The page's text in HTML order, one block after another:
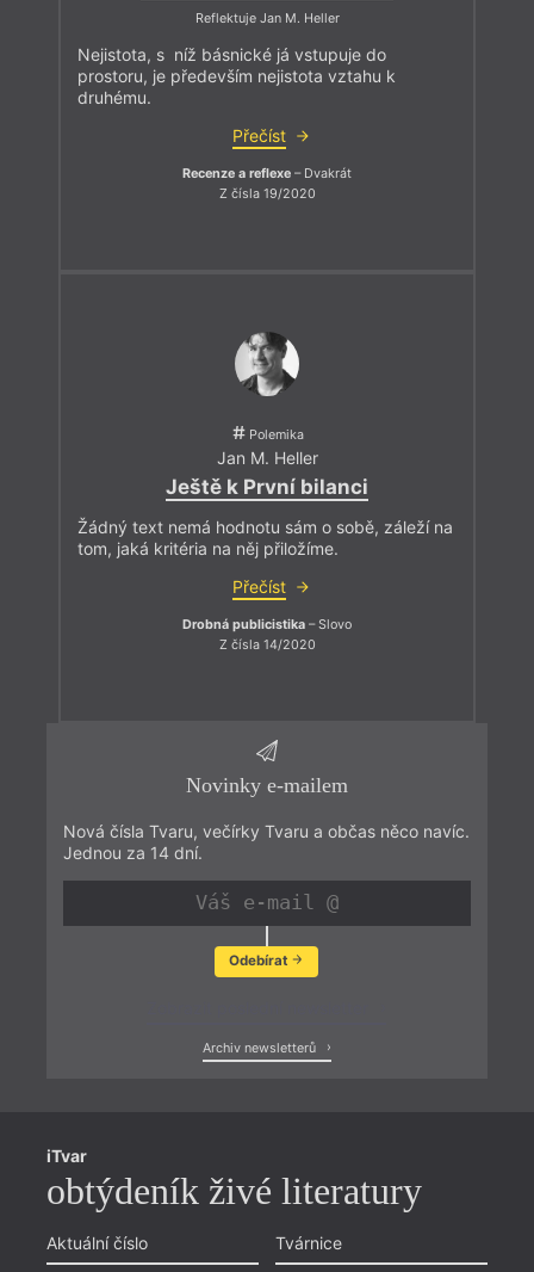
Reflektuje Jan M. Heller
Nejistota, s níž básnické já vstupuje do
prostoru, je především nejistota vztahu k
druhému.
Přečíst
Recenze a reflexe – Dvakrát
Z čísla 19/2020
Polemika
Jan M. Heller
Ještě k První bilanci
Žádný text nemá hodnotu sám o sobě, záleží na
tom, jaká kritéria na něj přiložíme.
Přečíst
Drobná publicistika – Slovo
Z čísla 14/2020
Novinky e-mailem
Nová čísla Tvaru, večírky Tvaru a občas něco navíc.
Jednou za 14 dní.
Odebírat
Archiv newsletterů
iTvar
obtýdeník živé literatury
Aktuální číslo
Tvárnice